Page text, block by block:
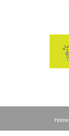
Home